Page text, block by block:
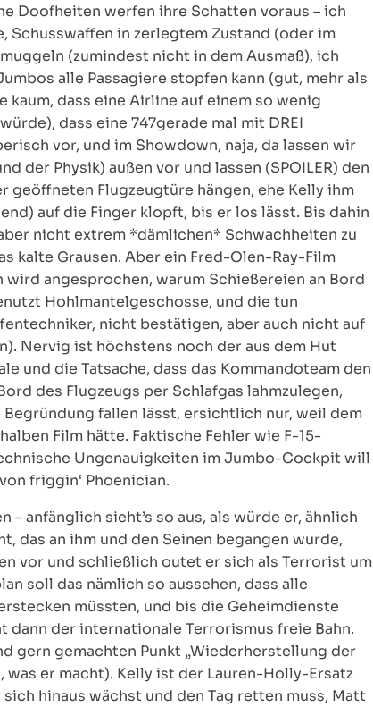
Doofheiten werfen ihre Schatten voraus – ich
Schusswaffen in zerlegtem Zustand (oder im
(zumindest nicht in dem Ausmaß), ich
alle Passagiere stopfen kann (gut, mehr als
dass eine Airline auf einem so wenig
dass eine 747gerade mal mit DREI
vor, und im Showdown, naja, da lassen wir
der Physik) außen vor und lassen (SPOILER) den
geöffneten Flugzeugtüre hängen, ehe Kelly ihm
auf die Finger klopft, bis er los lässt. Bis dahin
nicht extrem *dämlichen* Schwachheiten zu
kalte Grausen. Aber ein Fred-Olen-Ray-Film
wird angesprochen, warum Schießereien an Bord
Hohlmantelgeschosse, und die tun
nicht bestätigen, aber auch nicht auf
Nervig ist höchstens noch der aus dem Hut
und die Tatsache, dass das Kommandoteam den
des Flugzeugs per Schlafgas lahmzulegen,
fallen lässt, ersichtlich nur, weil dem
Film hätte. Faktische Fehler wie F-15-
Ungenauigkeiten im Jumbo-Cockpit will
friggin‘ Phoenician.
anfänglich sieht’s so aus, als würde er, ähnlich
das an ihm und den Seinen begangen wurde,
vor und schließlich outet er sich als Terrorist um
soll das nämlich so aussehen, dass alle
müssten, und bis die Geheimdienste
dann der internationale Terrorismus freie Bahn.
gern gemachten Punkt „Wiederherstellung der
er macht). Kelly ist der Lauren-Holly-Ersatz
hinaus wächst und den Tag retten muss, Matt